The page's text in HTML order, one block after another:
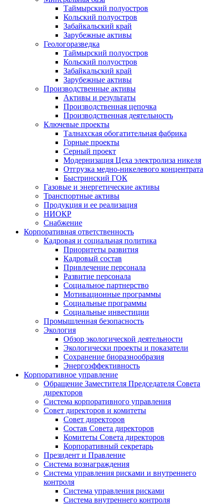
Таймырский полуостров
Кольский полуостров
Забайкальский край
Зарубежные активы
Геологоразведка
Таймырский полуостров
Кольский полуостров
Забайкальский край
Зарубежные активы
Производственные активы
Активы и результаты
Производственная цепочка
Производственная деятельность
Ключевые проекты
Талнахская обогатительная фабрика
Горные проекты
Серный проект
Модернизация Цеха электролиза никеля
Отгрузка медно-никелевого концентрата
Быстринский ГОК
Газовые и энергетические активы
Транспортные активы
Продукция и ее реализация
НИОКР
Снабжение
Корпоративная ответственность
Кадровая и социальная политика
Приоритеты развития
Кадровый состав
Привлечение персонала
Развитие персонала
Социальное партнерство
Мотивационные программы
Социальные программы
Социальные инвестиции
Промышленная безопасность
Экология
Обзор экологической деятельности
Экологически проекты и показатели
Сохранение биоразнообразия
Энергоэффективность
Корпоративное управление
Обращение Заместителя Председателя Совета
директоров
Система корпоративного управления
Совет директоров и комитеты
Совет директоров
Состав Совета директоров
Комитеты Совета директоров
Корпоративный секретарь
Президент и Правление
Система вознаграждения
Система управления рисками и внутреннего
контроля
Система управления рисками
Система внутреннего контроля